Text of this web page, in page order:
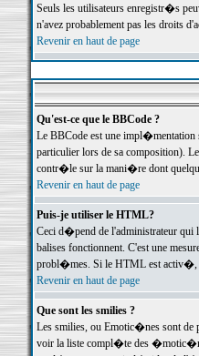
Seuls les utilisateurs enregistr�s
n'avez probablement pas les droits
Revenir en haut de page
Qu'est-ce que le BBCode ?
Le BBCode est une
particulier lors de sa composition).
contr�le sur la mani�re dont
Revenir en haut de page
Puis-je utiliser le HTML?
Ceci d�pend de l'administrateur qui
balises fonctionnent. C'est une
probl�mes. Si le HTML est activ�,
Revenir en haut de page
Que sont les smilies ?
Les smilies, ou Emotic�nes sont de
voir la liste compl�te des